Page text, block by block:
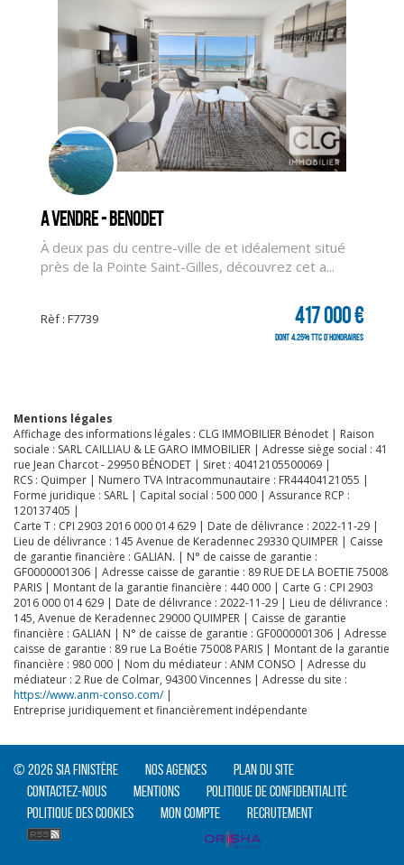
CLIQUER ICI POUR AGRANDIR
CLIQUER ICI POUR AGRANDIR
A vendre - BENODET
À deux pas du centre-ville de et idéalement situé
près de la Pointe Saint-Gilles, découvrez cet a...
Rèf : F7739 417 000 €
dont 4.25% TTC d'honoraires
Mentions légales
Affichage des informations légales : CLG IMMOBILIER Bénodet | Raison
sociale : SARL CAILLIAU & LE GARO IMMOBILIER | Adresse siège social : 41
rue Jean Charcot - 29950 BÉNODET | Siret : 40412105500069 |
RCS : Quimper | Numero TVA Intracommunautaire : FR44404121055 |
Forme juridique : SARL | Capital social : 500 000 | Assurance RCP :
120137405 |
Carte T : CPI 2903 2016 000 014 629 | Date de délivrance : 2022-11-29 |
Lieu de délivrance : 145 Avenue de Keradennec 29330 QUIMPER | Caisse
de garantie financière : GALIAN. | N° de caisse de garantie :
GF0000001306 | Adresse caisse de garantie : 89 RUE DE LA BOETIE 75008
PARIS | Montant de la garantie financière : 440 000 | Carte G : CPI 2903
2016 000 014 629 | Date de délivrance : 2022-11-29 | Lieu de délivrance :
145, Avenue de Keradennec 29000 QUIMPER | Caisse de garantie
financière : GALIAN | N° de caisse de garantie : GF0000001306 | Adresse
caisse de garantie : 89 rue La Boétie 75008 PARIS | Montant de la garantie
financière : 980 000 | Nom du médiateur : ANM CONSO | Adresse du
médiateur : 2 Rue de Colmar, 94300 Vincennes | Adresse du site :
https://www.anm-conso.com/|
Entreprise juridiquement et financièrement indépendante
© 2026 SIA Finistère Nos agences
Plan du site
Contactez-nous
Mentions
Politique de confidentialité
Politique des cookies
Mon compte Recrutement